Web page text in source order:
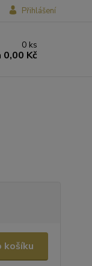
Přihlášení
0 ks
0,00 Kč
košíku